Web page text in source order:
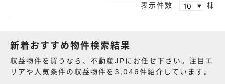
表示件数
棟
新着おすすめ物件検索結果
収益物件を買うなら、不動産JPにお任せ下さい。注目エ
リアや人気条件の収益物件を3,046件紹介しています。